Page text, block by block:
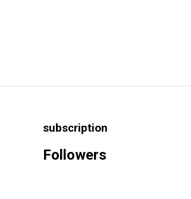
subscription
Followers